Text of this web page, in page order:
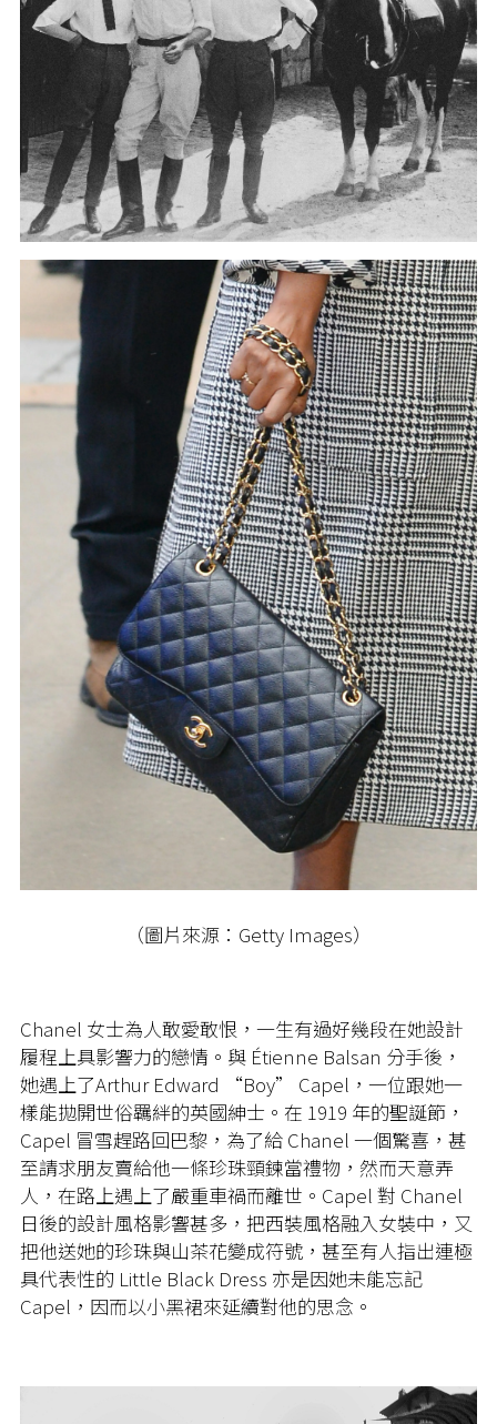
（圖片來源：Getty Images）
Chanel 女士為人敢愛敢恨，一生有過好幾段在她設計
履程上具影響力的戀情。與 Étienne Balsan 分手後，
她遇上了Arthur Edward “Boy” Capel，一位跟她一
樣能拋開世俗羈絆的英國紳士。在 1919 年的聖誕節，
Capel 冒雪趕路回巴黎，為了給 Chanel 一個驚喜，甚
至請求朋友賣給他一條珍珠頸鍊當禮物，然而天意弄
人，在路上遇上了嚴重車禍而離世。Capel 對 Chanel
日後的設計風格影響甚多，把西裝風格融入女裝中，又
把他送她的珍珠與山茶花變成符號，甚至有人指出連極
具代表性的 Little Black Dress 亦是因她未能忘記
Capel，因而以小黑裙來延續對他的思念。